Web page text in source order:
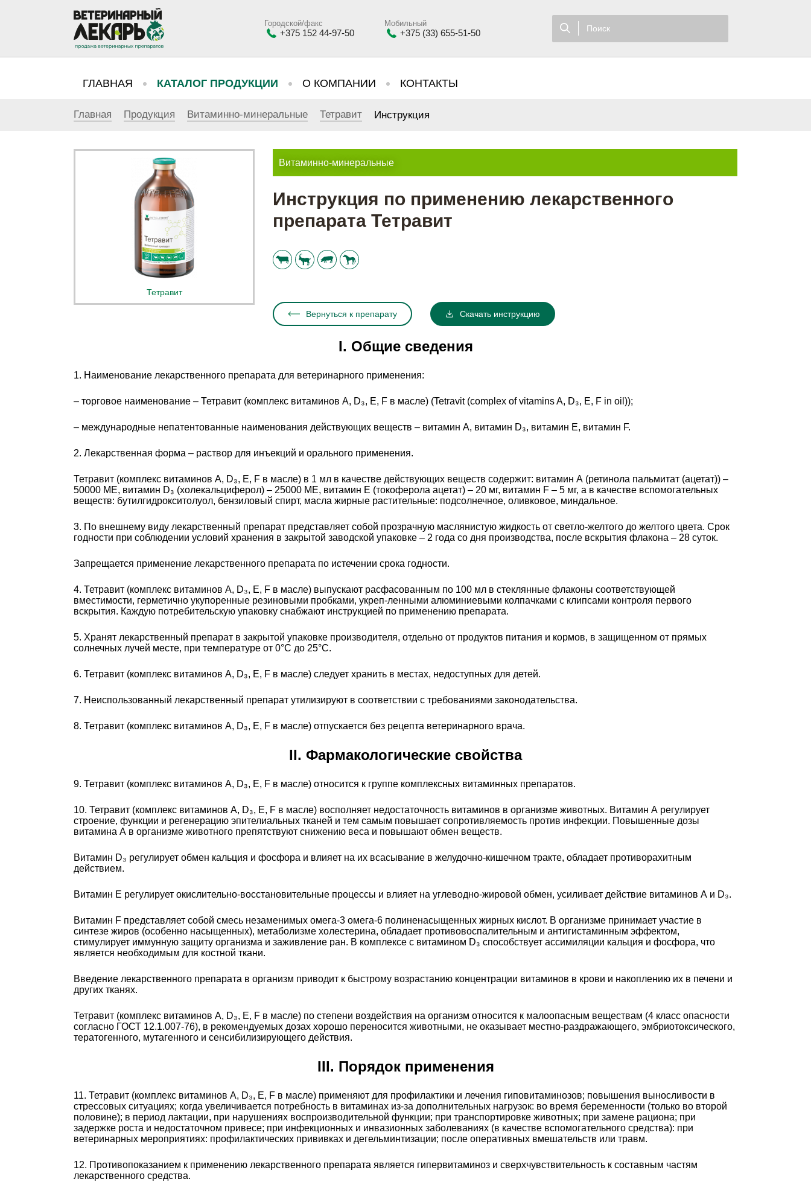
Городской/факс
+375 152 44-97-50
Мобильный
+375 (33) 655-51-50
ГЛАВНАЯ КАТАЛОГ ПРОДУКЦИИ О КОМПАНИИ КОНТАКТЫ
Главная Продукция Витаминно-минеральные Тетравит Инструкция
Тетравит
Витаминно-минеральные
Инструкция по применению лекарственного
препарата Тетравит
Вернуться к препарату Скачать инструкцию
I. Общие сведения
1. Наименование лекарственного препарата для ветеринарного применения:
– торговое наименование – Тетравит (комплекс витаминов A, D₃, Е, F в масле) (Tetravit (сomplex of vitamins A, D₃, Е, F in oil));
– международные непатентованные наименования действующих веществ – витамин А, витамин D₃, витамин Е, витамин F.
2. Лекарственная форма – раствор для инъекций и орального применения.
Тетравит (комплекс витаминов A, D₃, Е, F в масле) в 1 мл в качестве действующих веществ содержит: витамин А (ретинола пальмитат (ацетат)) –
50000 ME, витамин D₃ (холекальциферол) – 25000 ME, витамин Е (токоферола ацетат) – 20 мг, витамин F – 5 мг, а в качестве вспомогательных
веществ: бутилгидрокситолуол, бензиловый спирт, масла жирные растительные: подсолнечное, оливковое, миндальное.
3. По внешнему виду лекарственный препарат представляет собой прозрачную маслянистую жидкость от светло-желтого до желтого цвета. Срок
годности при соблюдении условий хранения в закрытой заводской упаковке – 2 года со дня производства, после вскрытия флакона – 28 суток.
Запрещается применение лекарственного препарата по истечении срока годности.
4. Тетравит (комплекс витаминов A, D₃, Е, F в масле) выпускают расфасованным по 100 мл в стеклянные флаконы соответствующей
вместимости, герметично укупоренные резиновыми пробками, укреп-ленными алюминиевыми колпачками с клипсами контроля первого
вскрытия. Каждую потребительскую упаковку снабжают инструкцией по применению препарата.
5. Хранят лекарственный препарат в закрытой упаковке производителя, отдельно от продуктов питания и кормов, в защищенном от прямых
солнечных лучей месте, при температуре от 0°С до 25°С.
6. Тетравит (комплекс витаминов A, D₃, Е, F в масле) следует хранить в местах, недоступных для детей.
7. Неиспользованный лекарственный препарат утилизируют в соответствии с требованиями законодательства.
8. Тетравит (комплекс витаминов A, D₃, Е, F в масле) отпускается без рецепта ветеринарного врача.
II. Фармакологические свойства
9. Тетравит (комплекс витаминов A, D₃, Е, F в масле) относится к группе комплексных витаминных препаратов.
10. Тетравит (комплекс витаминов A, D₃, Е, F в масле) восполняет недостаточность витаминов в организме животных. Витамин А регулирует
строение, функции и регенерацию эпителиальных тканей и тем самым повышает сопротивляемость против инфекции. Повышенные дозы
витамина А в организме животного препятствуют снижению веса и повышают обмен веществ.
Витамин D₃ регулирует обмен кальция и фосфора и влияет на их всасывание в желудочно-кишечном тракте, обладает противорахитным
действием.
Витамин Е регулирует окислительно-восстановительные процессы и влияет на углеводно-жировой обмен, усиливает действие витаминов А и D₃.
Витамин F представляет собой смесь незаменимых омега-3 омега-6 полиненасыщенных жирных кислот. В организме принимает участие в
синтезе жиров (особенно насыщенных), метаболизме холестерина, обладает противовоспалительным и антигистаминным эффектом,
стимулирует иммунную защиту организма и заживление ран. В комплексе с витамином D₃ способствует ассимиляции кальция и фосфора, что
является необходимым для костной ткани.
Введение лекарственного препарата в организм приводит к быстрому возрастанию концентрации витаминов в крови и накоплению их в печени и
других тканях.
Тетравит (комплекс витаминов A, D₃, Е, F в масле) по степени воздействия на организм относится к малоопасным веществам (4 класс опасности
согласно ГОСТ 12.1.007-76), в рекомендуемых дозах хорошо переносится животными, не оказывает местно-раздражающего, эмбриотоксического,
тератогенного, мутагенного и сенсибилизирующего действия.
III. Порядок применения
11. Тетравит (комплекс витаминов A, D₃, Е, F в масле) применяют для профилактики и лечения гиповитаминозов; повышения выносливости в
стрессовых ситуациях; когда увеличивается потребность в витаминах из-за дополнительных нагрузок: во время беременности (только во второй
половине); в период лактации, при нарушениях воспроизводительной функции; при транспортировке животных; при замене рациона; при
задержке роста и недостаточном привесе; при инфекционных и инвазионных заболеваниях (в качестве вспомогательного средства): при
ветеринарных мероприятиях: профилактических прививках и дегельминтизации; после оперативных вмешательств или травм.
12. Противопоказанием к применению лекарственного препарата является гипервитаминоз и сверхчувствительность к составным частям
лекарственного средства.